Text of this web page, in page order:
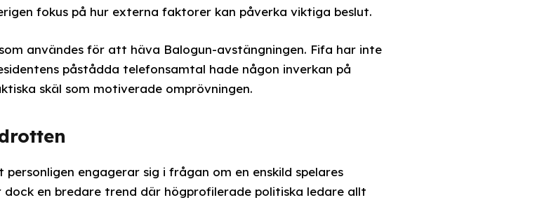
fokus på hur externa faktorer kan påverka viktiga beslut.
användes för att häva Balogun-avstängningen. Fifa har inte
påstådda telefonsamtal hade någon inverkan på
skäl som motiverade omprövningen.
engagerar sig i frågan om en enskild spelares
en bredare trend där högprofilerade politiska ledare allt